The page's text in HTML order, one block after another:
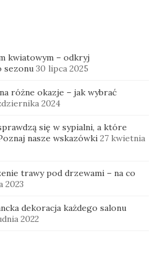
kwiatowym – odkryj
sezonu 30 lipca 2025
różne okazje – jak wybrać
2024
się w sypialni, a które
nasze wskazówki 27 kwietnia
trawy pod drzewami – na co
2023
dekoracja każdego salonu
2022